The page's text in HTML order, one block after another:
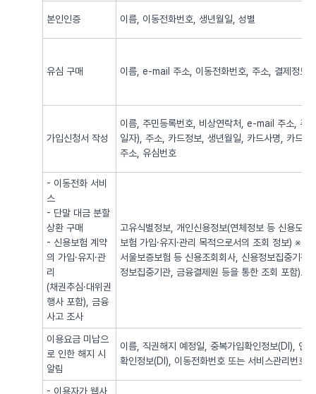
본인인증 이름, 이동전화번호, 생년월일, 성별
유심 구매 이름, e-mail 주소, 이동전화번호, 주소, 결제정보,
가입신청서 작성
이름, 주민등록번호, 비상연락처, e-mail 주소, 주
일자), 주소, 카드정보, 생년월일, 카드사명, 카드
주소, 유심번호
- 이동전화 서비
스
- 단말 대금 분할
상환 구매
- 신용보험 계약
의 가입·유지·관
리
(채권추심·대위권
행사 포함), 금융
사고 조사
고유식별정보, 개인신용정보(연체정보 등 신용도
보험 가입·유지·관리 목적으로서의 조회 정보) ※
서울보증보험 등 신용조회회사, 신용정보집중기관
정보집중기관, 금융결제원 등을 통한 조회 포함)로
이용요금 미납으
로 인한 해지 시
알림
이름, 직권해지 예정일, 중복가입확인정보(DI), 연
확인정보(DI), 이동전화번호 또는 서비스관리번호
- 이용자가 웹사